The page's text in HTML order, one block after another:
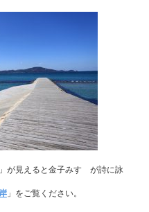
が見えると金子みすゞが詩に詠
」をご覧ください。